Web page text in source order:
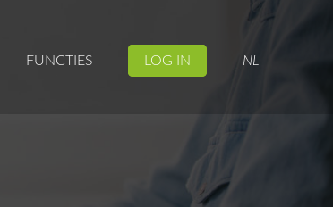
FUNCTIES LOG IN NL